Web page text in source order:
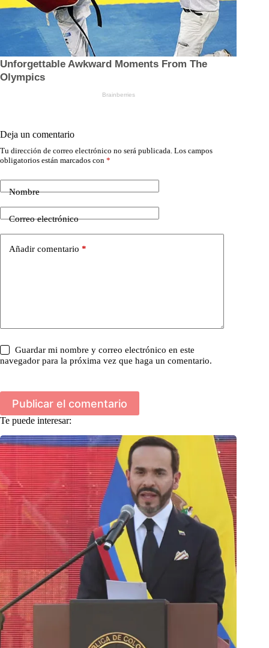
Deja un comentario
Tu dirección de correo electrónico no será publicada. Los campos
obligatorios están marcados con *
Nombre
Correo electrónico
Añadir comentario *
Guardar mi nombre y correo electrónico en este
navegador para la próxima vez que haga un comentario.
Publicar el comentario
Te puede interesar: